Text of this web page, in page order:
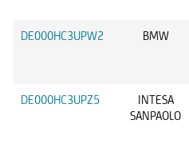
DE000HC3UPW2 BMW
DE000HC3UPZ5
INTESA
SANPAOLO